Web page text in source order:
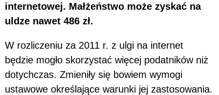
internetowej. Małżeństwo może zyskać na
uldze nawet 486 zł.
W rozliczeniu za 2011 r. z ulgi na internet
będzie mogło skorzystać więcej podatników niż
dotychczas. Zmieniły się bowiem wymogi
ustawowe określające warunki jej zastosowania.